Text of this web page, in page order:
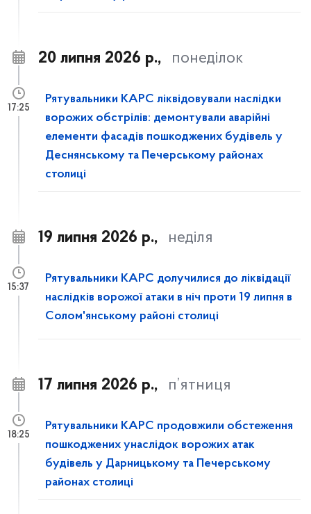
20 липня 2026 р., понеділок
Рятувальники КАРС ліквідовували наслідки
ворожих обстрілів: демонтували аварійні
елементи фасадів пошкоджених будівель у
Деснянському та Печерському районах
столиці
17:25
19 липня 2026 р., неділя
Рятувальники КАРС долучилися до ліквідації
наслідків ворожої атаки в ніч проти 19 липня в
Солом'янському районі столиці
15:37
17 липня 2026 р., п’ятниця
Рятувальники КАРС продовжили обстеження
пошкоджених унаслідок ворожих атак
будівель у Дарницькому та Печерському
районах столиці
18:25